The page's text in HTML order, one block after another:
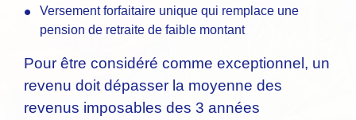
Versement forfaitaire unique qui remplace une
pension de retraite de faible montant
Pour être considéré comme exceptionnel, un
revenu doit dépasser la moyenne des
revenus imposables des 3 années